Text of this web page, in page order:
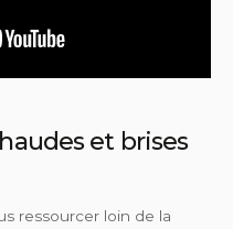
et brises
ressourcer loin de la